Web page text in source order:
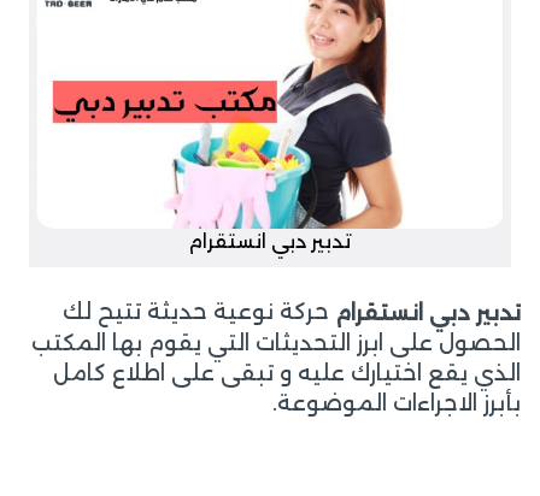
تدبير دبي انستقرام
تدبير دبي انستقرام حركة نوعية حديثة تتيح لك
الحصول على ابرز التحديثات التي يقوم بها المكتب
الذي يقع اختيارك عليه و تبقى على اطلاع كامل
بأبرز الاجراءات الموضوعة.